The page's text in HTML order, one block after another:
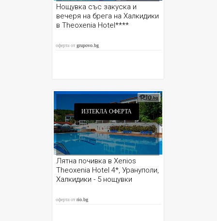
Нощувка със закуска и
вечеря на брега на Халкидики
в Theoxenia Hotel****
оферта отgrupovo.bg
ИЗТЕКЛА ОФЕРТА
Лятна почивка в Xenios
Theoxenia Hotel 4*, Урануполи,
Халкидики - 5 нощувки
оферта отrio.bg